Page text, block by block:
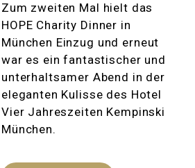
Zum zweiten Mal hielt das
HOPE Charity Dinner in
München Einzug und erneut
war es ein fantastischer und
unterhaltsamer Abend in der
eleganten Kulisse des Hotel
Vier Jahreszeiten Kempinski
München.